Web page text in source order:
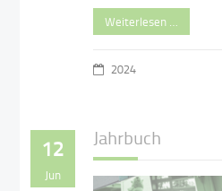
Weiterlesen …
2024
12
Jun
Jahrbuch